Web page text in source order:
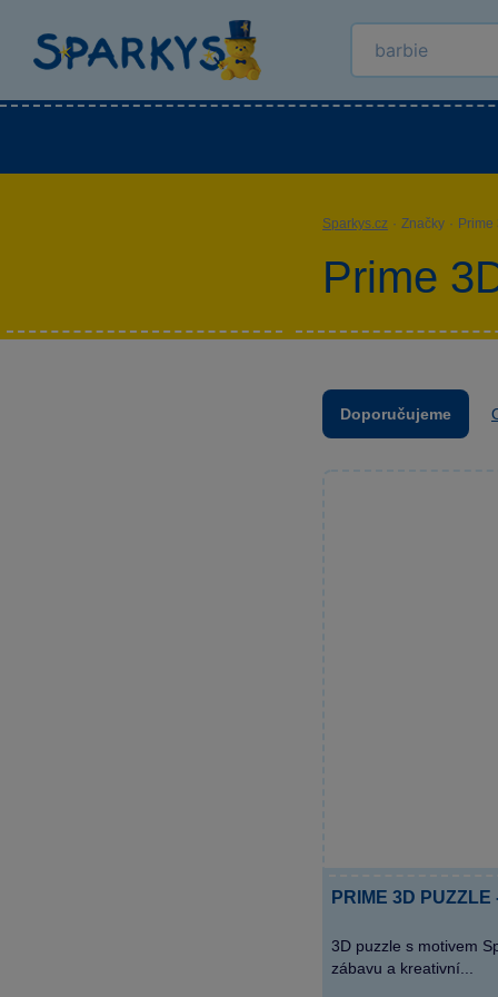
Sparkys.cz · Značky · Prime
Prime
Doporučujeme
PRIME 3D
3D puzzle s motivem
zábavu a kreativní...